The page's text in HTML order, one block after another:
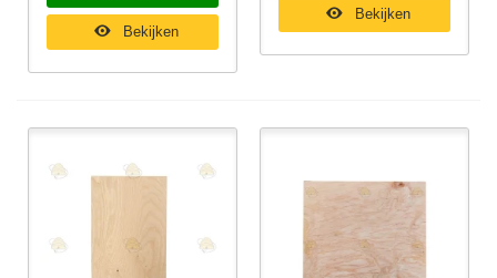
Bekijken
Bekijken